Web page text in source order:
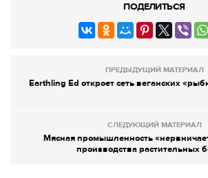
ПОДЕЛИТЬСЯ
ПРЕДЫДУЩИЙ МАТЕРИАЛ
Earthling Ed откроет сеть веганских
СЛЕДУЮЩИЙ МАТЕРИАЛ
Мясная промышленность
производства растительных